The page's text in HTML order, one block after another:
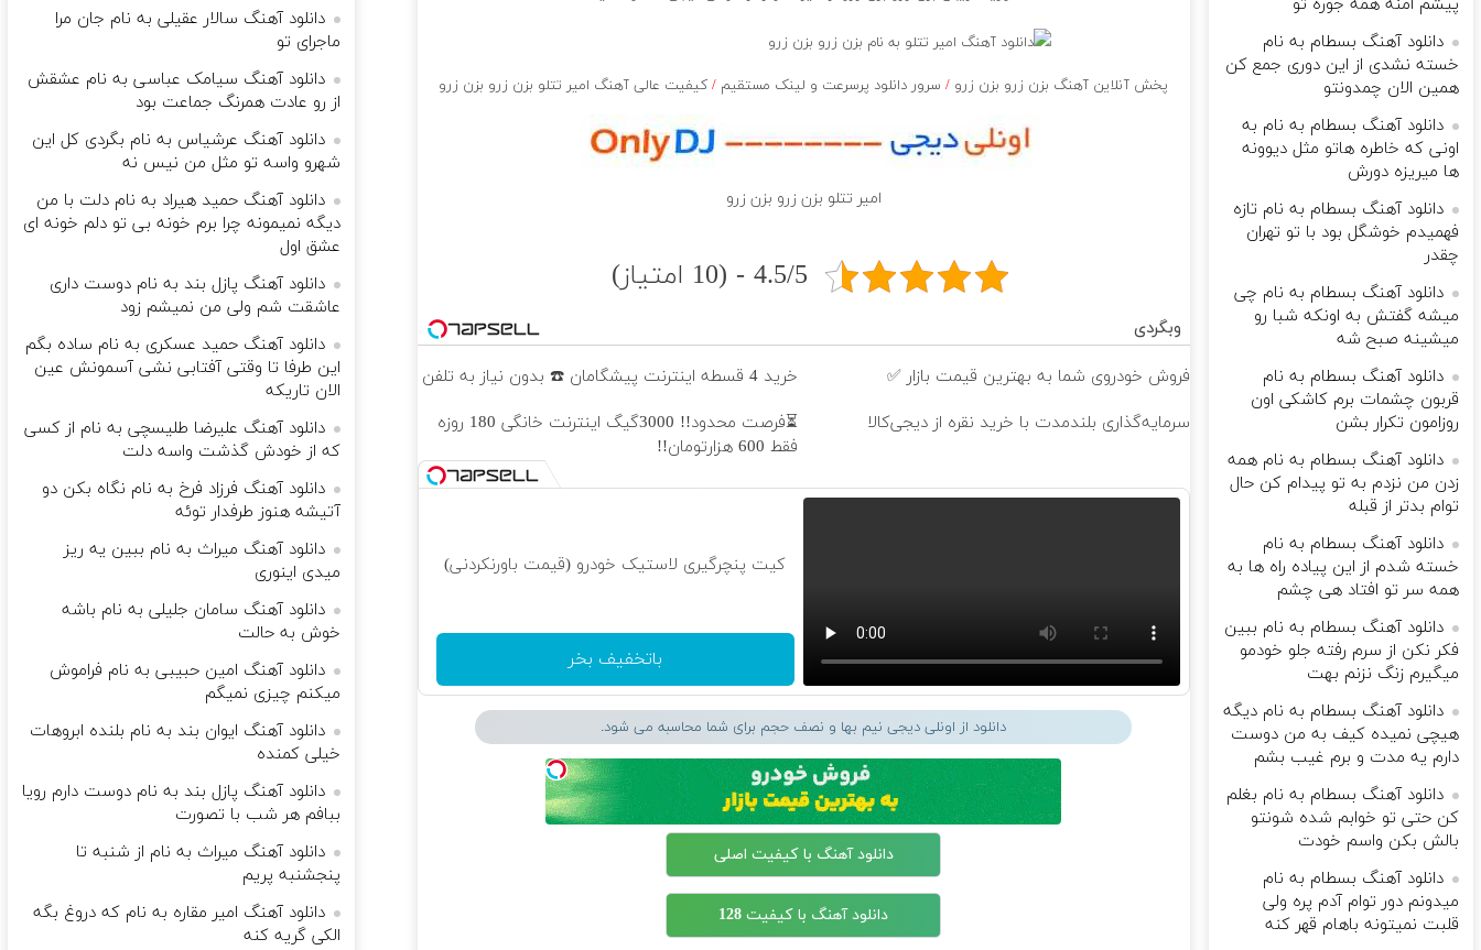
پخش آنلاین آهنگ بزن زرو بزن زرو /سرور دانلود پرسرعت و لینک مستقیم /کیفیت عالی آهنگ امیر تتلو بزن زرو بزن زرو
امیر تتلو بزن زرو بزن زرو
4.5/5 - (10 امتیاز)
وبگردی
فروش خودروی شما به بهترین قیمت بازار ✅
خرید 4 قسطه اینترنت پیشگامان ☎️ بدون نیاز به تلفن
سرمایه‌گذاری بلندمدت با خرید نقره از دیجی‌کالا
⏳فرصت محدود!! 3000گیگ اینترنت خانگی 180 روزه
فقط 600 هزارتومان!!
کیت پنچرگیری لاستیک خودرو (قیمت باورنکردنی)
باتخفیف بخر
دانلود از اونلی دیجی نیم بها و نصف حجم برای شما محاسبه می شود.
دانلود آهنگ با کیفیت اصلی
دانلود آهنگ با کیفیت 128
پیشم امنه همه جوره تو
دانلود آهنگ بسطام به نام
خسته نشدی از این دوری جمع کن
همین الان چمدونتو
دانلود آهنگ بسطام به نام به
اونی که خاطره هاتو مثل دیوونه
ها میریزه دورش
دانلود آهنگ بسطام به نام تازه
فهمیدم خوشگل بود با تو تهران
چقدر
دانلود آهنگ بسطام به نام چی
میشه گفتش به اونکه شبا رو
میشینه صبح شه
دانلود آهنگ بسطام به نام
قربون چشمات برم کاشکی اون
روزامون تکرار بشن
دانلود آهنگ بسطام به نام همه
زدن من نزدم به تو پیدام کن حال
توام بدتر از قبله
دانلود آهنگ بسطام به نام
خسته شدم از این پیاده راه ها به
همه سر تو افتاد هی چشم
دانلود آهنگ بسطام به نام ببین
فکر نکن از سرم رفته جلو خودمو
میگیرم زنگ نزنم بهت
دانلود آهنگ بسطام به نام دیگه
هیچی نمیده کیف به من دوست
دارم یه مدت و برم غیب بشم
دانلود آهنگ بسطام به نام بغلم
کن حتی تو خوابم شده شونتو
بالش بکن واسم خودت
دانلود آهنگ بسطام به نام
میدونم دور توام آدم پره ولی
قلبت نمیتونه باهام قهر کنه
دانلود آهنگ سالار عقیلی به نام جان مرا
ماجرای تو
دانلود آهنگ سیامک عباسی به نام عشقش
از رو عادت همرنگ جماعت بود
دانلود آهنگ عرشیاس به نام بگردی کل این
شهرو واسه تو مثل من نیس نه
دانلود آهنگ حمید هیراد به نام دلت با من
دیگه نمیمونه چرا برم خونه بی تو دلم خونه ای
عشق اول
دانلود آهنگ پازل بند به نام دوست داری
عاشقت شم ولی من نمیشم زود
دانلود آهنگ حمید عسکری به نام ساده بگم
این طرفا تا وقتی آفتابی نشی آسمونش عین
الان تاریکه
دانلود آهنگ علیرضا طلیسچی به نام از کسی
که از خودش گذشت واسه دلت
دانلود آهنگ فرزاد فرخ به نام نگاه بکن دو
آتیشه هنوز طرفدار توئه
دانلود آهنگ میراث به نام ببین یه ریز
میدی اینوری
دانلود آهنگ سامان جلیلی به نام باشه
خوش به حالت
دانلود آهنگ امین حبیبی به نام فراموش
میکنم چیزی نمیگم
دانلود آهنگ ایوان بند به نام ﺑﻠﻨﺪه اﺑﺮوﻫﺎت
ﺧﻴﻠﻰ ﻛﻤﻨﺪه
دانلود آهنگ پازل بند به نام دوست دارم رویا
ببافم هر شب با تصورت
دانلود آهنگ میراث به نام از شنبه تا
پنجشنبه پریم
دانلود آهنگ امیر مقاره به نام که دروغ بگه
الکی گریه کنه